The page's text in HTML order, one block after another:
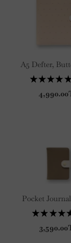
A5 Defter,
★ ★ ★ ★ ★
Pocket
★ ★ ★ ★